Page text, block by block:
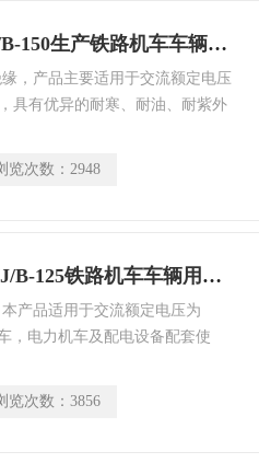
WDZ-DCYJ-125 WDZ-DCYJ/B-150生产铁路机车车辆用电缆
，产品主要适用于交流额定电压
具有优异的耐寒、耐油、耐紫外
览次数： 2948
WDZ-DCYJ-125，WDZ-DCYJ/B-125铁路机车车辆用绝缘电缆铁路机车线
产品适用于交流额定电压为
，电力机车及配电设备配套使
览次数： 3856